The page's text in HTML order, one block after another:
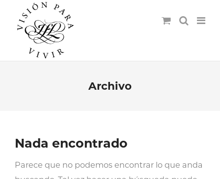
Archivo
Nada encontrado
Parece que no podemos encontrar lo que anda